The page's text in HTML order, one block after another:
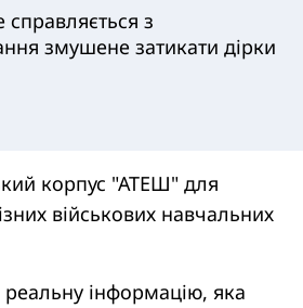
з
змушене затикати дірки
корпус "АТЕШ" для
військових навчальних
інформацію, яка